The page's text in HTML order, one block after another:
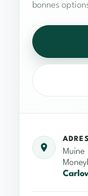
bonnes